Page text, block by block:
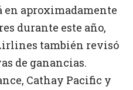
en aproximadamente
durante este año,
también revisó
de ganancias.
Cathay Pacific y